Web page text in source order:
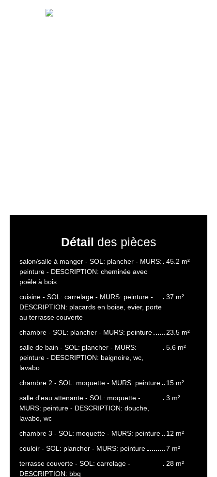
Détail des pièces
salon/salle à manger - SOL: plancher - MURS:
peinture - DESCRIPTION: cheminée avec
poêle à bois
45.2 m²
cuisine - SOL: carrelage - MURS: peinture -
DESCRIPTION: placards en boise, evier, porte
au terrasse couverte
37 m²
chambre - SOL: plancher - MURS: peinture
23.5 m²
salle de bain - SOL: plancher - MURS:
peinture - DESCRIPTION: baignoire, wc,
lavabo
5.6 m²
chambre 2 - SOL: moquette - MURS: peinture
15 m²
salle d'eau attenante - SOL: moquette -
MURS: peinture - DESCRIPTION: douche,
lavabo, wc
3 m²
chambre 3 - SOL: moquette - MURS: peinture
12 m²
couloir - SOL: plancher - MURS: peinture
7 m²
terrasse couverte - SOL: carrelage -
DESCRIPTION: bbq
28 m²